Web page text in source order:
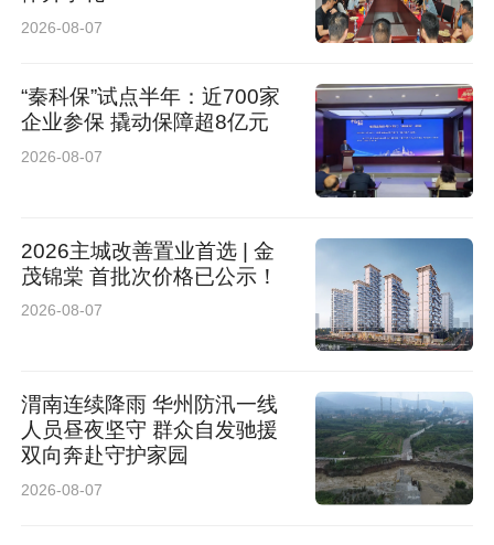
通途”，这是十一标段全体建设者的坚定信念，更
的生动缩影。
作为延榆高铁的关键控制性标段，十一标段的高
础。当前，项目正式进入全面冲刺的关键阶段，
施工现场各工序高效衔接、同步推进，项目团队
坚持安全、质量、进度三位一体统筹推进，严抓
“我们有信心、有决心，保质保量按期完成全部建
设任务。”谈及后续建设，李想语气坚定、底气十
2026-08-07
“秦科保”试点半年：近700家
企业参保 撬动保障超8亿元
2026-08-07
2026主城改善置业首选 | 金
茂锦棠 首批次价格已公示！
2026-08-07
渭南连续降雨 华州防汛一线
人员昼夜坚守 群众自发驰援
双向奔赴守护家园
2026-08-07